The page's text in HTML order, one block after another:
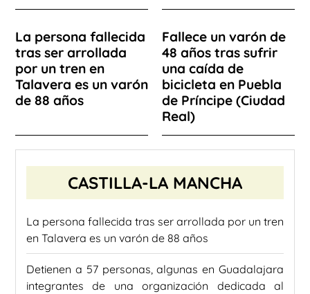
La persona fallecida
tras ser arrollada
por un tren en
Talavera es un varón
de 88 años
Fallece un varón de
48 años tras sufrir
una caída de
bicicleta en Puebla
de Príncipe (Ciudad
Real)
CASTILLA-LA MANCHA
La persona fallecida tras ser arrollada por un tren
en Talavera es un varón de 88 años
Detienen a 57 personas, algunas en Guadalajara
integrantes de una organización dedicada al